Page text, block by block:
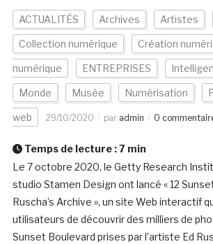
ACTUALITÉS Archives Artistes
Collection numérique Création
numérique ENTREPRISES
Monde Musée Numérisation
web 29/10/2020 par admin 0
Temps de lecture :7 min
Le 7 octobre 2020, le Getty Research
studio Stamen Design ont lancé « 12
Ruscha’s Archive », un site Web interactif
utilisateurs de découvrir des milliers de
Sunset Boulevard prises par l’artiste Ed